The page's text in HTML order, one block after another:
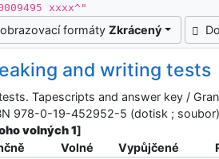
xxxx^"
formáty Zkrácený
and writing tests
Tapescripts and answer key /
978-0-19-452952-5 (dotisk ;
volných 1]
Volné Vypůjčené